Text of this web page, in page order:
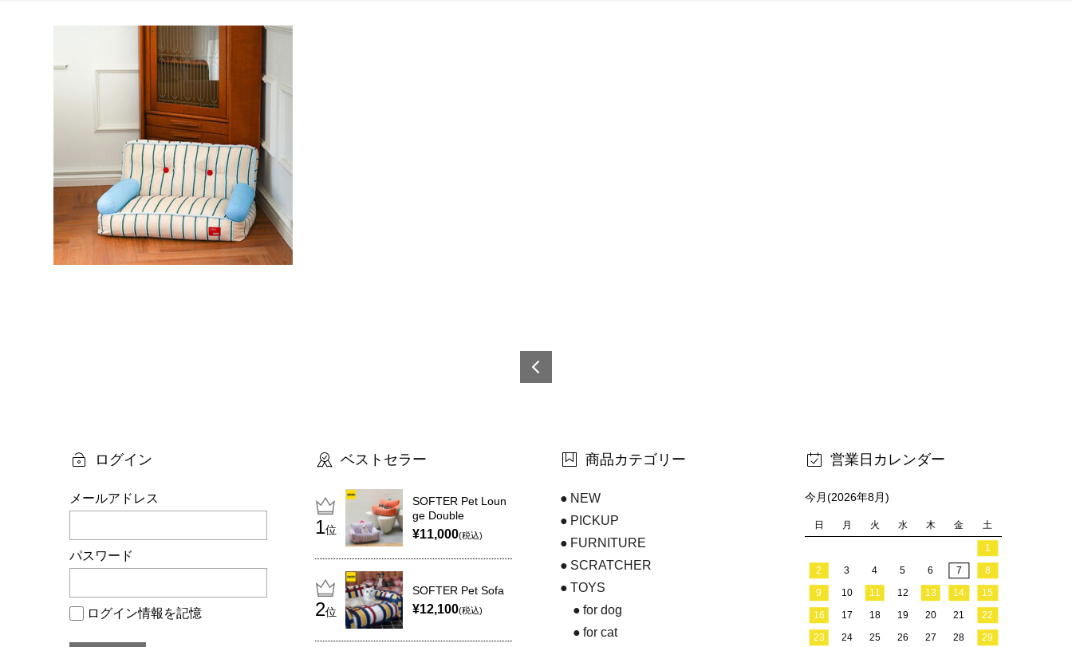
ー
シ
ョ
ン
ログイン
メールアドレス
パスワード
ログイン情報を記憶
ベストセラー
位
SOFTER Pet Loun
ge Double
¥11,000(税込)
位
SOFTER Pet Sofa
¥12,100(税込)
商品カテゴリー
NEW
PICKUP
FURNITURE
SCRATCHER
TOYS
for dog
for cat
営業日カレンダー
今月(2026年8月)
日 月 火 水 木 金 土
1
2
3 4 5 6 7
8
9
10 11 12 13 14
15
16
17 18 19 20 21
22
23
24 25 26 27 28
29